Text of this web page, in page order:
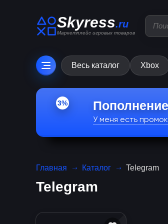
Skyress.ru
Маркетплейс игровых товаров
Весь каталог Xbox
3%
У меня есть
Главная Каталог Telegram
Telegram